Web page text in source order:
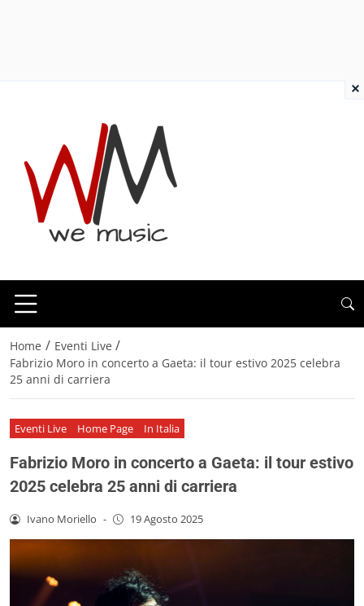
Home / Eventi Live /
Fabrizio Moro in concerto a Gaeta: il tour estivo 2025 celebra
25 anni di carriera
Eventi Live Home Page In Italia
Fabrizio Moro in concerto a Gaeta: il tour estivo
2025 celebra 25 anni di carriera
Ivano Moriello - 19 Agosto 2025
×